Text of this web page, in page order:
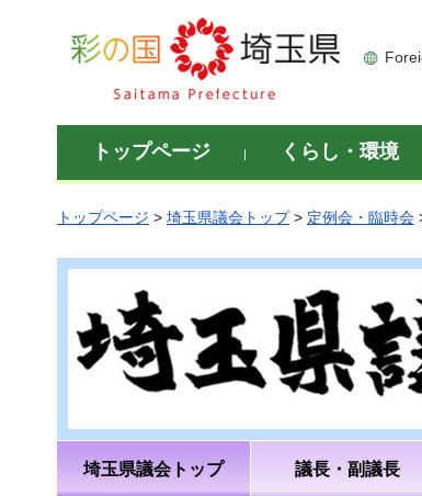
彩の国 埼玉県
トップページ くらし・環境
トップページ > 埼玉県議会トップ> 定例会・臨時会
埼玉県議会トップ 議長・副議長